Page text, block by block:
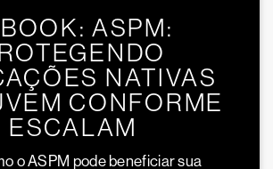
ASPM:
NATIVAS
CONFORME
ESCALAM
o ASPM pode beneficiar sua